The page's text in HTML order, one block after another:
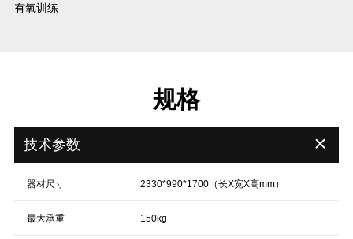
有氧训练
规格
技术参数 ＋
器材尺寸 2330*990*1700（长X宽X高mm）
最大承重 150kg